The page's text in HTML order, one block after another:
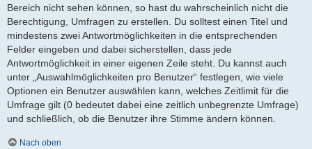
Bereich nicht sehen können, so hast du wahrscheinlich nicht die
Berechtigung, Umfragen zu erstellen. Du solltest einen Titel und
mindestens zwei Antwortmöglichkeiten in die entsprechenden
Felder eingeben und dabei sicherstellen, dass jede
Antwortmöglichkeit in einer eigenen Zeile steht. Du kannst auch
unter „Auswahlmöglichkeiten pro Benutzer“ festlegen, wie viele
Optionen ein Benutzer auswählen kann, welches Zeitlimit für die
Umfrage gilt (0 bedeutet dabei eine zeitlich unbegrenzte Umfrage)
und schließlich, ob die Benutzer ihre Stimme ändern können.
Nach oben